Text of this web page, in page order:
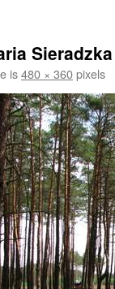
Sieradzka
is480 × 360pixels